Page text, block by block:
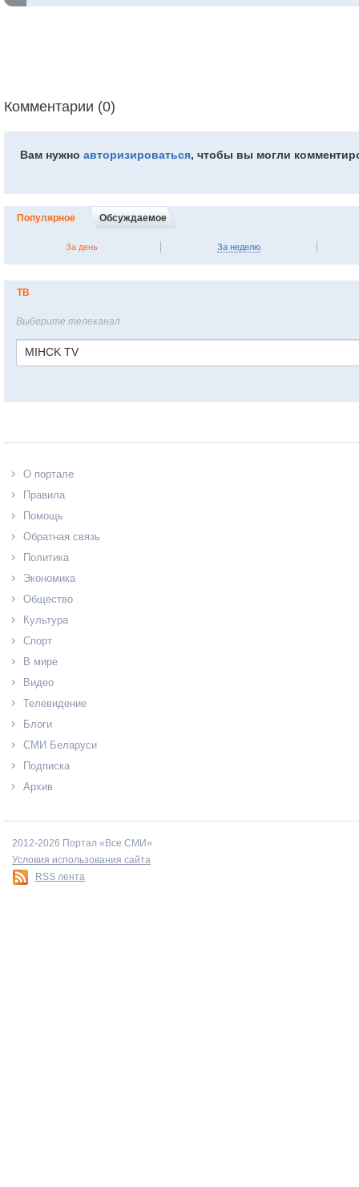
Комментарии (0)
Вам нужно авторизироваться, чтобы вы могли
Популярное Обсуждаемое
За день За неделю
ТВ
Выберите телеканал
MIHCK TV
О портале
Правила
Помощь
Обратная связь
Политика
Экономика
Общество
Культура
Спорт
В мире
Видео
Телевидение
Блоги
СМИ Беларуси
Подписка
Архив
2012-2026 Портал «Все СМИ»
Условия использования сайта
RSS лента